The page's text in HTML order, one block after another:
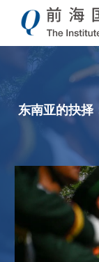
东南亚的抉择